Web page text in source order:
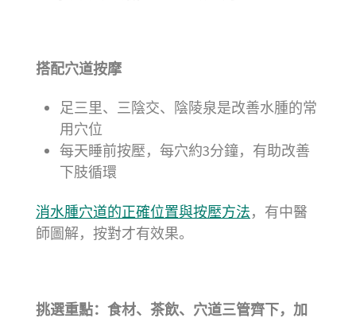
搭配穴道按摩
足三里、三陰交、陰陵泉是改善水腫的常
用穴位
每天睡前按壓，每穴約3分鐘，有助改善
下肢循環
消水腫穴道的正確位置與按壓方法 ，有中醫
師圖解，按對才有效果。
挑選重點：食材、茶飲、穴道三管齊下，加